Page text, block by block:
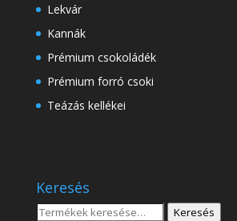
Lekvár
Kannák
Prémium csokoládék
Prémium forró csoki
Teázás kellékei
Keresés
Keresés
Keresés